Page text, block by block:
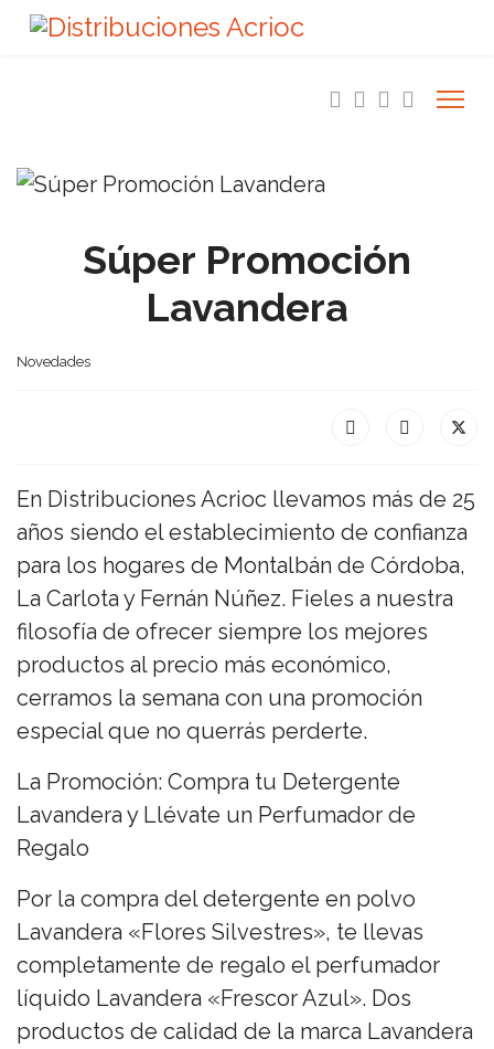
Súper Promoción
Lavandera
Novedades
En Distribuciones Acrioc llevamos más de 25
años siendo el establecimiento de confianza
para los hogares de Montalbán de Córdoba,
La Carlota y Fernán Núñez. Fieles a nuestra
filosofía de ofrecer siempre los mejores
productos al precio más económico,
cerramos la semana con una promoción
especial que no querrás perderte.
La Promoción: Compra tu Detergente
Lavandera y Llévate un Perfumador de
Regalo
Por la compra del detergente en polvo
Lavandera «Flores Silvestres», te llevas
completamente de regalo el perfumador
líquido Lavandera «Frescor Azul». Dos
productos de calidad de la marca Lavandera